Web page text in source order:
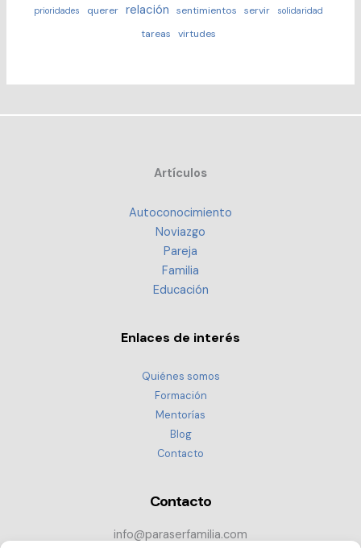
prioridades querer relación sentimientos servir solidaridad
tareas virtudes
Artículos
Autoconocimiento
Noviazgo
Pareja
Familia
Educación
Enlaces de interés
Quiénes somos
Formación
Mentorías
Blog
Contacto
Contacto
info@paraserfamilia.com